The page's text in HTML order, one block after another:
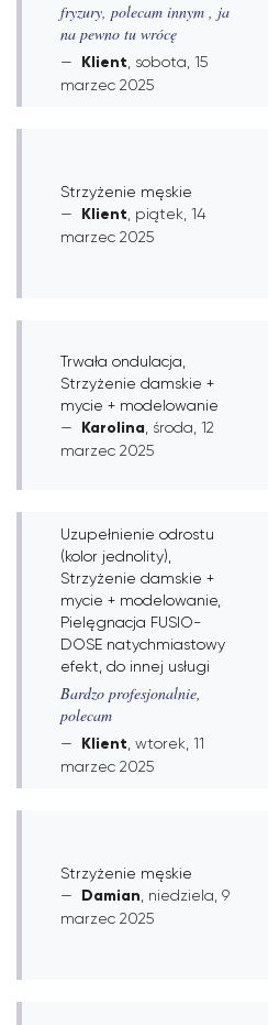
fryzury, polecam innym , ja
na pewno tu wrócę
Klient , sobota, 15
marzec 2025
Strzyżenie męskie
Klient , piątek, 14
marzec 2025
Trwała ondulacja,
Strzyżenie damskie +
mycie + modelowanie
Karolina , środa, 12
marzec 2025
Uzupełnienie odrostu
(kolor jednolity),
Strzyżenie damskie +
mycie + modelowanie,
Pielęgnacja FUSIO-
DOSE natychmiastowy
efekt, do innej usługi
Bardzo profesjonalnie,
polecam
Klient , wtorek, 11
marzec 2025
Strzyżenie męskie
Damian , niedziela, 9
marzec 2025